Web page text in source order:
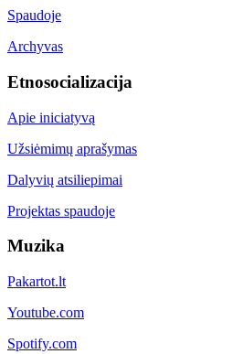
Spaudoje
Archyvas
Etnosocializacija
Apie iniciatyvą
Užsiėmimų aprašymas
Dalyvių atsiliepimai
Projektas spaudoje
Muzika
Pakartot.lt
Youtube.com
Spotify.com